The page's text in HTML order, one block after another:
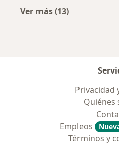
Ver más (13)
Privacidad
Quiénes
Empleos
Términos y